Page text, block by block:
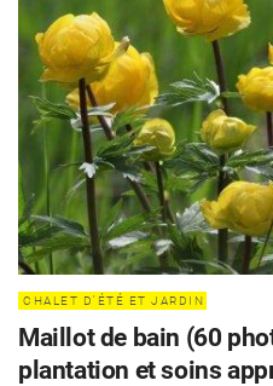
Maillot de bain (60
plantation et soins
CHALET D'ÉTÉ ET JARDIN